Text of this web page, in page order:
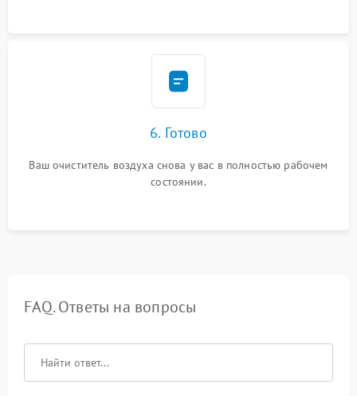
6. Готово
Ваш очиститель воздуха снова у вас в полностью рабочем
состоянии.
FAQ. Ответы на вопросы